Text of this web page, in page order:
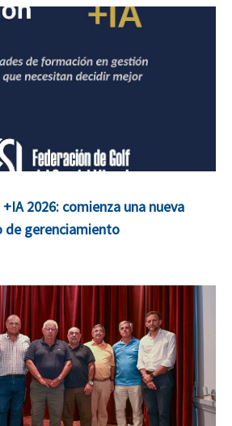
2026: comienza una nueva
de gerenciamiento